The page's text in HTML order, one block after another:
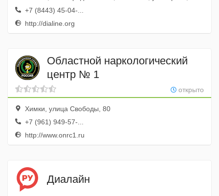
+7 (8443) 45-04-...
http://dialine.org
Областной наркологический
центр № 1
открыто
Химки, улица Свободы, 80
+7 (961) 949-57-...
http://www.onrc1.ru
Диалайн